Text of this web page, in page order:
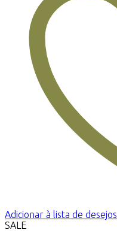
Adicionar à lista de desejos